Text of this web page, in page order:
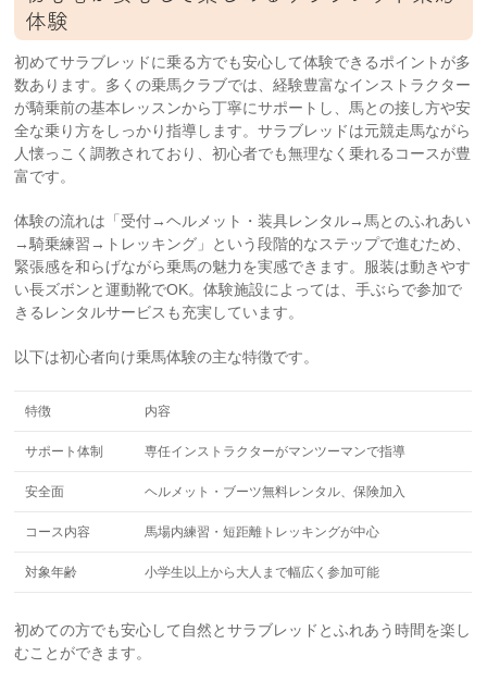
体験
初めてサラブレッドに乗る方でも安心して体験できるポイントが多
数あります。多くの乗馬クラブでは、経験豊富なインストラクター
が騎乗前の基本レッスンから丁寧にサポートし、馬との接し方や安
全な乗り方をしっかり指導します。サラブレッドは元競走馬ながら
人懐っこく調教されており、初心者でも無理なく乗れるコースが豊
富です。
体験の流れは「受付→ヘルメット・装具レンタル→馬とのふれあい
→騎乗練習→トレッキング」という段階的なステップで進むため、
緊張感を和らげながら乗馬の魅力を実感できます。服装は動きやす
い長ズボンと運動靴でOK。体験施設によっては、手ぶらで参加で
きるレンタルサービスも充実しています。
以下は初心者向け乗馬体験の主な特徴です。
特徴 内容
サポート体制 専任インストラクターがマンツーマンで指導
安全面 ヘルメット・ブーツ無料レンタル、保険加入
コース内容 馬場内練習・短距離トレッキングが中心
対象年齢 小学生以上から大人まで幅広く参加可能
初めての方でも安心して自然とサラブレッドとふれあう時間を楽し
むことができます。